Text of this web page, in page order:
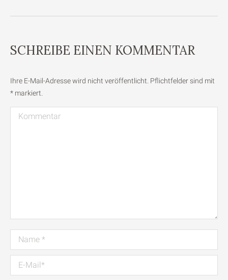
SCHREIBE EINEN KOMMENTAR
Ihre E-Mail-Adresse wird nicht veröffentlicht. Pflichtfelder sind mit
* markiert.
Kommentar
Name *
E-Mail *